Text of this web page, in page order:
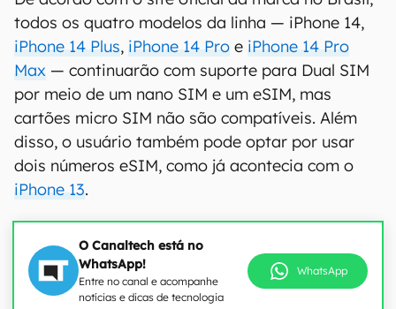
todos os quatro modelos da linha — iPhone 14,
iPhone 14 Plus, iPhone 14 Pro e iPhone 14 Pro
Max — continuarão com suporte para Dual SIM
por meio de um nano SIM e um eSIM, mas
cartões micro SIM não são compatíveis. Além
disso, o usuário também pode optar por usar
dois números eSIM, como já acontecia com o
iPhone 13.
O Canaltech está no
WhatsApp!
Entre no canal e acompanhe
notícias e dicas de tecnologia
WhatsApp